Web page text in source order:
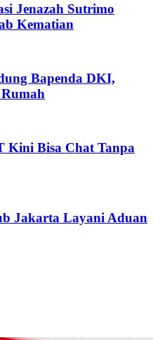
Jenazah Sutrimo
Kematian
Bapenda DKI,
Kini Bisa Chat Tanpa
Jakarta Layani Aduan